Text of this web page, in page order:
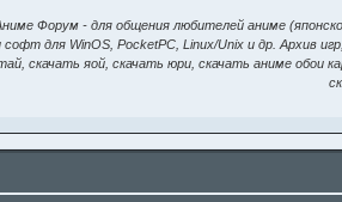
Форум - для общения любителей аниме
для WinOS, PocketPC, Linux/Unix и др. Архив
скачать яой, скачать юри, скачать аниме